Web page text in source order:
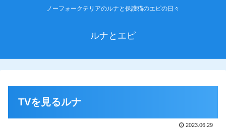
ノーフォークテリアのルナと保護猫のエピの日々
ルナとエピ
TVを見るルナ
2023.06.29